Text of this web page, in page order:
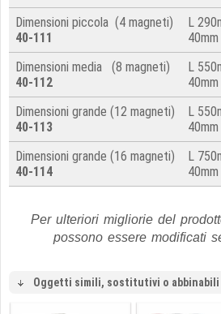
Dimensioni piccola (4 magneti)
40-111
L
40mm
Dimensioni media (8 magneti)
40-112
L
40mm
Dimensioni grande (12 magneti)
40-113
L
40mm
Dimensioni grande (16 magneti)
40-114
L
40mm
Per ulteriori migliorie del
possono essere modificati
Oggetti simili, sostitutivi o abbinabili